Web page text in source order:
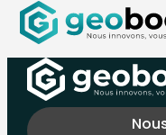
Panneau de gestion des